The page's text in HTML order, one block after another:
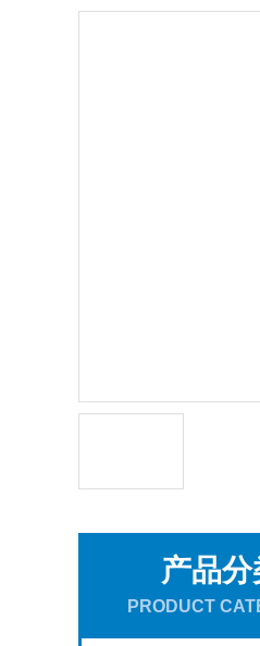
产品分
PRODUCT